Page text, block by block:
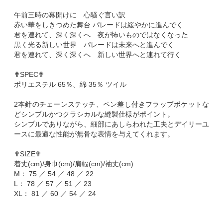
午前三時の幕開けに 心騒ぐ言い訳
赤い華をしきつめた舞台 パレードは緩やかに進んでく
君を連れて、深く深くへ 夜が怖いものではなくなった
黒く光る新しい世界 パレードは未来へと進んでく
君を連れて、深く深くへ 新しい世界へと連れて行く
✟SPEC✟
ポリエステル 65％、綿 35％ ツイル
2本針のチェーンステッチ、ペン差し付きフラップポケットな
どシンプルかつクラシカルな縫製仕様がポイント。
シンプルでありながら、細部にあしらわれた工夫とデイリーユ
ースに最適な性能が無骨な表情を与えてくれます。
✟SIZE✟
着丈(cm)/身巾(cm)/肩幅(cm)/袖丈(cm)
M： 75 ／ 54 ／ 48 ／ 22
L： 78 ／ 57 ／ 51 ／ 23
XL： 81 ／ 60 ／ 54 ／ 24